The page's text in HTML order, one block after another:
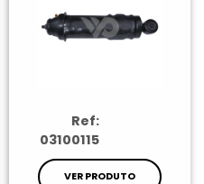
Ref:
03100115
VER PRODUTO